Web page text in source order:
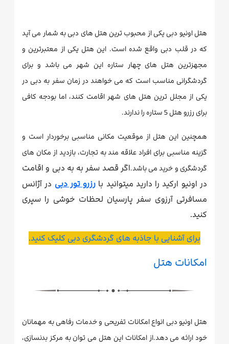
هتل اونیو دبی یکی از محبوب ترین هتل های دبی به شمار می آید
که در قلب دبی واقع شده است. این هتل یکی از معتبرترین و
مجهزترین هتل های چهار ستاره این شهر می باشد و برای
گردشگرانی مناسب است که می خواهند در زمان سفر به دبی در
یکی از مجلل ترین هتل های شهر اقامت کنند، اما بودجه کافی
برای رزرو هتل 5 ستاره را ندارند.
همچنین این هتل از موقعیت مکانی مناسبی برخوردار است و
گزینه مناسبی برای افراد علاقه مند به تجارت، بازدید از مکان های
گردشگری و خرید می باشد.اگر قصد سفر به به دبی و اقامت
در اونیو ارکید را دارید میتوانید با رزرو تور دبی در آژانس
مسافرتی آرزوی سفر پارسیان لحظات خوشی را سپری
کنید.
برای آشنایی با جاذبه های گردشگری دبی کلیک کنید.
امکانات هتل
هتل اونیو دبی انواع امکانات تفریحی و خدمات رفاهی به مهمانان
خود ارائه می دهد.از امکانات این هتل می توان به مرکز بدنسازی،